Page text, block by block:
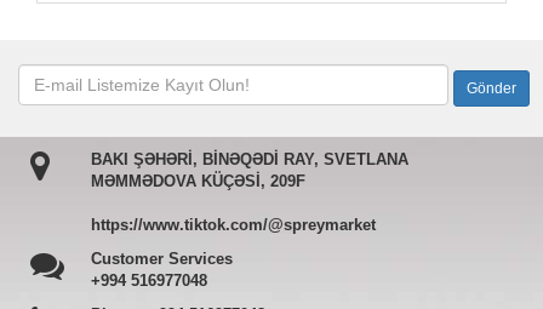
BAKI ŞƏHƏRİ, BİNƏQƏDİ RAY, SVETLANA
MƏMMƏDOVA KÜÇƏSİ, 209F
https://www.tiktok.com/@spreymarket
Customer Services
+994 516977048